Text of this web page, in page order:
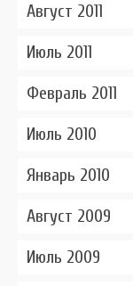
Август 2011
Июль 2011
Февраль 2011
Июль 2010
Январь 2010
Август 2009
Июль 2009